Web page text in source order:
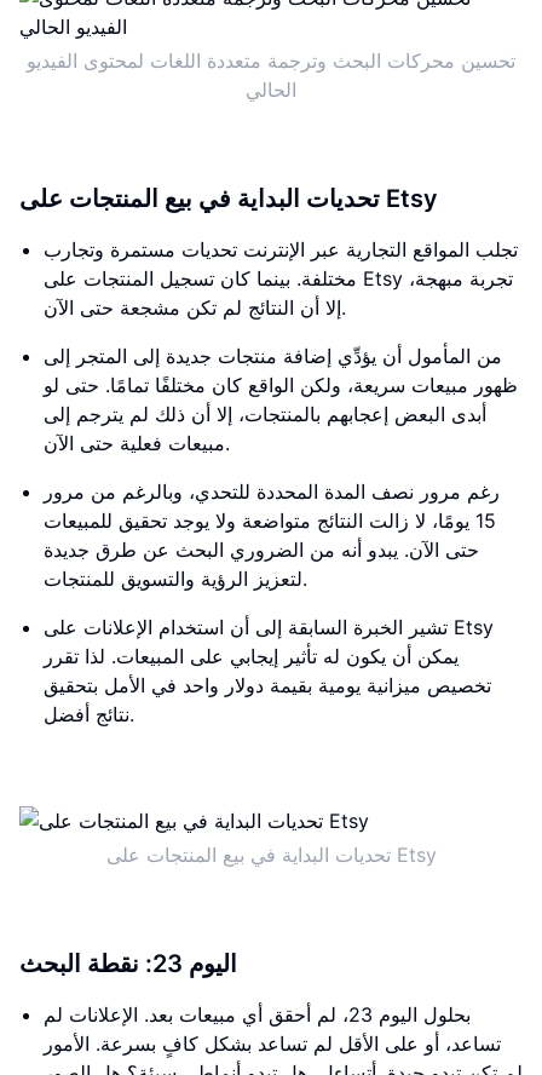
تحسين محركات البحث وترجمة متعددة اللغات لمحتوى الفيديو
الحالي
تحديات البداية في بيع المنتجات على Etsy
تجلب المواقع التجارية عبر الإنترنت تحديات مستمرة وتجارب
مختلفة. بينما كان تسجيل المنتجات على Etsy تجربة مبهجة،
إلا أن النتائج لم تكن مشجعة حتى الآن.
من المأمول أن يؤدِّي إضافة منتجات جديدة إلى المتجر إلى
ظهور مبيعات سريعة، ولكن الواقع كان مختلفًا تمامًا. حتى لو
أبدى البعض إعجابهم بالمنتجات، إلا أن ذلك لم يترجم إلى
مبيعات فعلية حتى الآن.
رغم مرور نصف المدة المحددة للتحدي، وبالرغم من مرور
15 يومًا، لا زالت النتائج متواضعة ولا يوجد تحقيق للمبيعات
حتى الآن. يبدو أنه من الضروري البحث عن طرق جديدة
لتعزيز الرؤية والتسويق للمنتجات.
تشير الخبرة السابقة إلى أن استخدام الإعلانات على Etsy
يمكن أن يكون له تأثير إيجابي على المبيعات. لذا تقرر
تخصيص ميزانية يومية بقيمة دولار واحد في الأمل بتحقيق
نتائج أفضل.
تحديات البداية في بيع المنتجات على Etsy
اليوم 23: نقطة البحث
بحلول اليوم 23، لم أحقق أي مبيعات بعد. الإعلانات لم
تساعد، أو على الأقل لم تساعد بشكل كافٍ بسرعة. الأمور